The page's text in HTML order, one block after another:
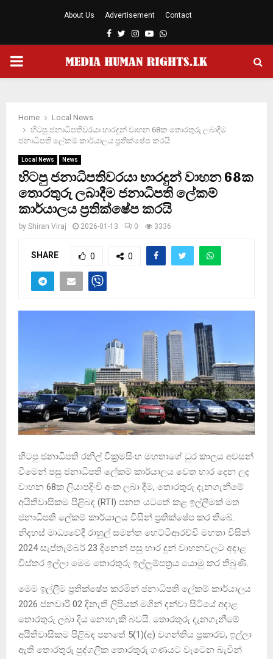
About Us Advertisement Contact
Facebook
TwitterInstagram
YoutubeWhatsapp
PRIMARY
Home
Local News
හිටපු ජනාධිපතිවරයා භාරදුන් වාහන 68ක තොරතුරු ලබාදීම
ජනාධිපති ලේකම් කාර්යාලය ප්‍රතික්ෂේප කරයි
Local News News
හිටපු ජනාධිපතිවරයා භාරදුන් වාහන 68ක
තොරතුරු ලබාදීම ජනාධිපති ලේකම්
කාර්යාලය ප්‍රතික්ෂේප කරයි
by Shiran Viraj 2026-01-13 0 3336
SHARE 0 0
හිටපු ජනාධිපති රනිල් වික්‍රමසිංහ මහතාගේ ධුර කාලය අවසන්
වීමෙන් පසු ජනාධිපති ලේකම් කාර්යාලය වෙත භාර දෙන ලද
වාහන 68ක ලියාපදිංචි අංක ලබා දීම, තොරතුරු දැනගැනීමේ
අයිතිවාසිකම පිළිබඳ (RTI) පනත යටතේ කළ ඉල්ලීමක් මත
ජනාධිපති ලේකම් කාර්යාලය විසින් ප්‍රතික්ෂේප කර තිබේ.
නිදහස් මාධ්‍යවේදී රාහුල් සමන්ත හෙට්ටිආරච්චි මහතා විසින්
2024 සැප්තැම්බර් 23 දිනෙන් පසු භාර දුන් වාහනවලට අදාළ
විස්තර ඉල්ලා මෙම තොරතුරු ඉල්ලුම්පත්‍රය යොමු කර තිබුණි.
මෙම ඉල්ලීම ප්‍රතික්ෂේප කරමින් ජනාධිපති ලේකම් කාර්යාලය
2026 ජනවාරි 02 දිනැති ලිපියක් මගින් දන්වා සිටියේ අදාළ
තොරතුරු ලබා දිය නොහැකි බවයි. තොරතුරු දැනගැනීමේ
අයිතිවාසිකම පිළිබඳ පනතේ 5(1)(අ) වගන්තිය ප්‍රකාරව, ඉල්ලා
ඇති තොරතුරු පුද්ගලික තොරතුරු ගණයට වැටෙන බැවින්